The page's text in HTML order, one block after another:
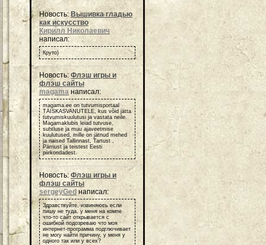
Новость: Вышивка гладью
как искусство
Кирилл Николаевич
написал:
Круто)
Новость: Флэш игры и
флэш сайты
magama написал:
magama.ee on tutvumisportaal
TÄISKASVANUTELE, kus võid jätta
tutvumiskuulutusi ja vastata neile.
Magamaklubis leiad tutvuse,
suhtluse ja muu ajaveetmise
kuulutused, mille on jätnud mehed
ja naised Tallinnast, Tartust ,
Pärnust ja teistest Eesti
piirkondadest.
Новость: Флэш игры и
флэш сайты
sergeyGedнаписал:
Здравствуйте, извиняюсь если
пишу не туда, у меня на компе
что-то сайт открывается с
ошибкой подозреваю что моя
интернет-программа подглючивает
не могу найти причину, у меня у
одного так или у всех?